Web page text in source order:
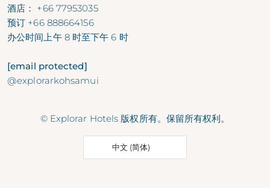
酒店： +66 77953035
预订 +66 888664156
办公时间 上午 8 时至下午 6 时
[email protected]
@explorarkohsamui
© Explorar Hotels 版权所有。保留所有权利。
中文 (简体)